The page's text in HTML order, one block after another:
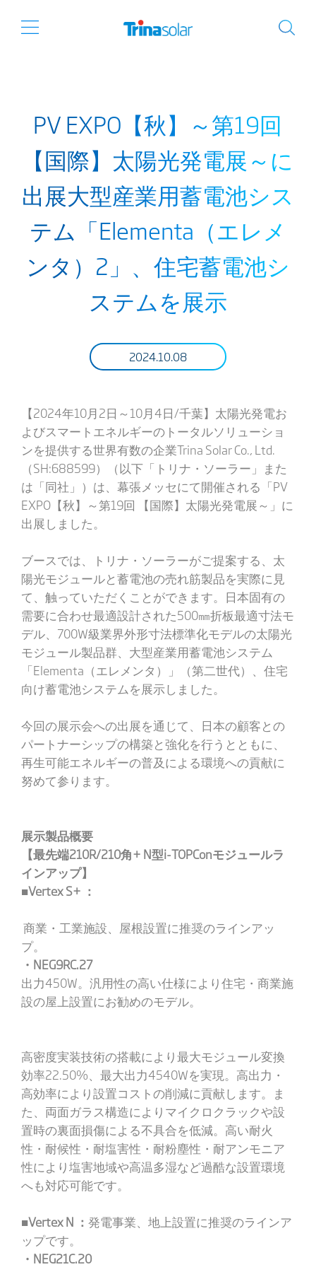
PV EXPO【秋】～第19回
【国際】太陽光発電展～に
出展大型産業用蓄電池シス
テム「Elementa（エレメ
ンタ）2」、住宅蓄電池シ
ステムを展示
2024.10.08
【2024年10月2日～10月4日/千葉】太陽光発電お
よびスマートエネルギーのトータルソリューショ
ンを提供する世界有数の企業Trina Solar Co., Ltd.
（SH:688599）（以下「トリナ・ソーラー」また
は「同社」）は、幕張メッセにて開催される「PV
EXPO【秋】～第19回 【国際】太陽光発電展～」に
出展しました。
ブースでは、トリナ・ソーラーがご提案する、太
陽光モジュールと蓄電池の売れ筋製品を実際に見
て、触っていただくことができます。日本固有の
需要に合わせ最適設計された500㎜折板最適寸法モ
デル、700W級業界外形寸法標準化モデルの太陽光
モジュール製品群、大型産業用蓄電池システム
「Elementa（エレメンタ）」（第二世代）、住宅
向け蓄電池システムを展示しました。
今回の展示会への出展を通じて、日本の顧客との
パートナーシップの構築と強化を行うとともに、
再生可能エネルギーの普及による環境への貢献に
努めて参ります。
展示製品概要
【最先端210R/210角+ N型i-TOPConモジュールラ
インアップ】
■Vertex S+ ：
商業・工業施設、屋根設置に推奨のラインアッ
プ。
・NEG9RC.27
出力450W。汎用性の高い仕様により住宅・商業施
設の屋上設置にお勧めのモデル。
高密度実装技術の搭載により最大モジュール変換
効率22.50%、最大出力4540Wを実現。高出力・
高効率により設置コストの削減に貢献します。ま
た、両面ガラス構造によりマイクロクラックや設
置時の裏面損傷による不具合を低減。高い耐火
性・耐候性・耐塩害性・耐粉塵性・耐アンモニア
性により塩害地域や高温多湿など過酷な設置環境
へも対応可能です。
■Vertex N ： 発電事業、地上設置に推奨のラインア
ップです。
・NEG21C.20